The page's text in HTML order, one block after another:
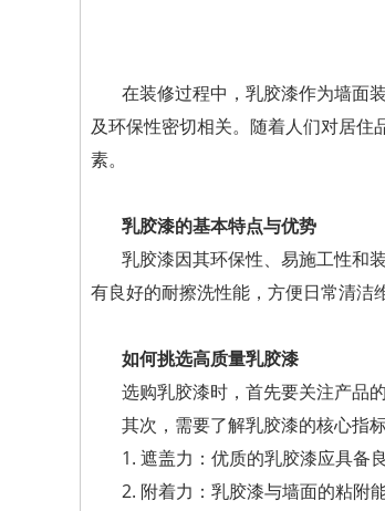
在装修过程中，乳胶漆作为墙面
及环保性密切相关。随着人们对居
素。
乳胶漆的基本特点与优势
乳胶漆因其环保性、易施工性和
有良好的耐擦洗性能，方便日常清洁
如何挑选高质量乳胶漆
选购乳胶漆时，首先要关注产品
其次，需要了解乳胶漆的核心指
1. 遮盖力：优质的乳胶漆应具备
2. 附着力：乳胶漆与墙面的粘附